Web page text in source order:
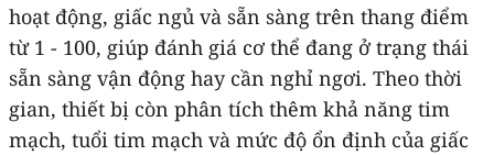
hoạt động, giấc ngủ và sẵn sàng trên thang điểm
từ 1 - 100, giúp đánh giá cơ thể đang ở trạng thái
sẵn sàng vận động hay cần nghỉ ngơi. Theo thời
gian, thiết bị còn phân tích thêm khả năng tim
mạch, tuổi tim mạch và mức độ ổn định của giấc